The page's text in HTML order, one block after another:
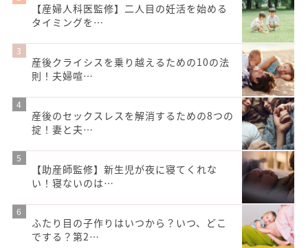
【産婦人科医監修】二人目の妊活を始める
タイミングを…
産後クライシスを乗り越えるための10の法
則！夫婦喧…
産後のセックスレスを解消するための8つの
掟！妻と夫…
【助産師監修】新生児が夜に寝てくれな
い！寝ないのは…
ふたり目の子作りはいつから？いつ、どこ
でする？第2…